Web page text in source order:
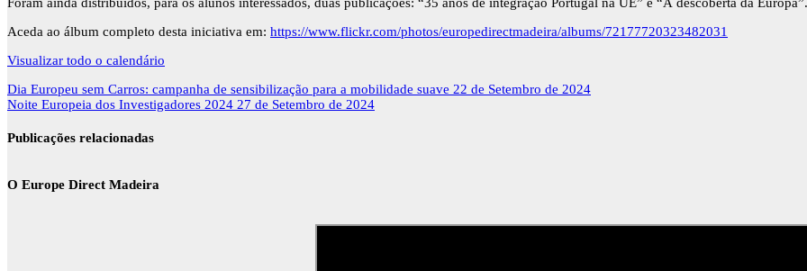
Aceda ao álbum completo desta iniciativa em: https://www.flickr.com/photos/europedirectmadeira/albums/72177720323482031
Visualizar todo o calendário
Navegação
de
Dia Europeu sem Carros: campanha de sensibilização para a mobilidade suave 22 de Setembro de 2024
Noite Europeia dos Investigadores 2024 27 de Setembro de 2024
Publicações relacionadas
O Europe Direct Madeira